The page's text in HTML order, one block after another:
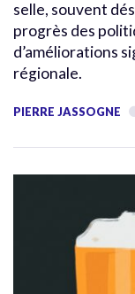
selle, souvent
progrès des
d’améliorations
régionale.
PIERRE JASSOGNE